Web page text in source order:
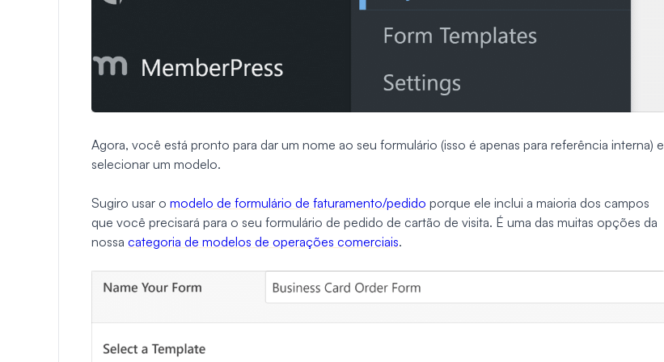
Agora, você está pronto para dar um nome ao seu formulário (isso é apenas para referência interna) e
selecionar um modelo.
Sugiro usar o modelo de formulário de faturamento/pedido porque ele inclui a maioria dos campos
que você precisará para o seu formulário de pedido de cartão de visita. É uma das muitas opções da
nossa categoria de modelos de operações comerciais.